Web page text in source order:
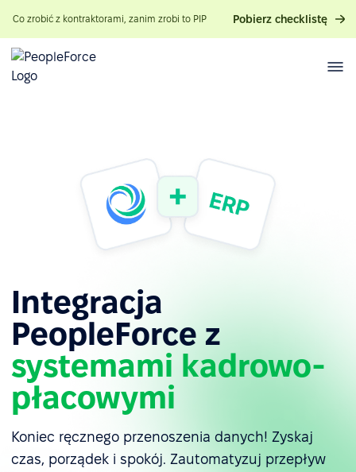
Co zrobić z kontraktorami, zanim zrobi to PIP Pobierz checklistę
Integracja
PeopleForce z
systemami kadrowo-
płacowymi
Koniec ręcznego przenoszenia danych! Zyskaj
czas, porządek i spokój. Zautomatyzuj przepływ